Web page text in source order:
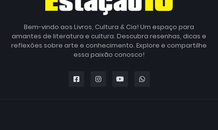
Bem-vindo aos Livros, Cultura & Cia! Um espaço para
amantes de literatura e cultura. Descubra resenhas, dicas e
reflexões sobre arte e conhecimento. Explore e compartilhe
essa paixão conosco!